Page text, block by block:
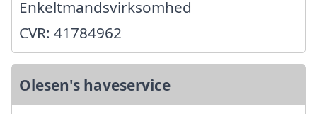
Enkeltmandsvirksomhed
CVR: 41784962
Olesen's haveservice